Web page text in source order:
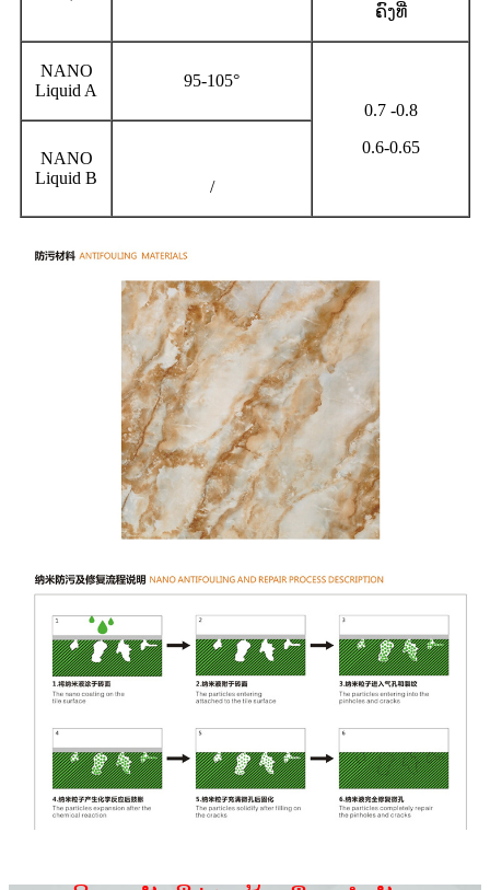
ຄົງທີ່
NANO
Liquid A
95-105°
0.7 -0.8
0.6-0.65
NANO
Liquid B
/